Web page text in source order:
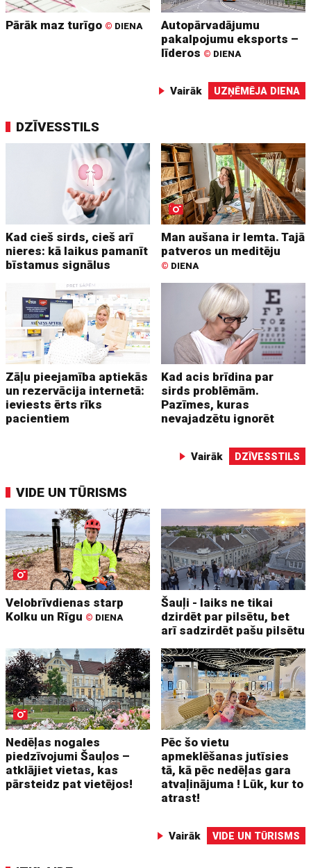
Pārāk maz turīgo © DIENA
Autopārvadājumu
pakalpojumu eksports –
līderos © DIENA
Vairāk UZŅĒMĒJA DIENA
DZĪVESSTILS
Kad cieš sirds, cieš arī
nieres: kā laikus pamanīt
bīstamus signālus
Man aušana ir lemta. Tajā
patveros un meditēju
© DIENA
Zāļu pieejamība aptiekās
un rezervācija internetā:
ieviests ērts rīks
pacientiem
Kad acis brīdina par
sirds problēmām.
Pazīmes, kuras
nevajadzētu ignorēt
Vairāk DZĪVESSTILS
VIDE UN TŪRISMS
Velobrīvdienas starp
Kolku un Rīgu © DIENA
Šauļi - laiks ne tikai
dzirdēt par pilsētu, bet
arī sadzirdēt pašu pilsētu
Nedēļas nogales
piedzīvojumi Šauļos –
atklājiet vietas, kas
pārsteidz pat vietējos!
Pēc šo vietu
apmeklēšanas jutīsies
tā, kā pēc nedēļas gara
atvaļinājuma ! Lūk, kur to
atrast!
Vairāk VIDE UN TŪRISMS